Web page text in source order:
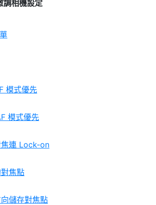
調相機設定
模式優先
模式優先
連 Lock-on
焦點
儲存對焦點